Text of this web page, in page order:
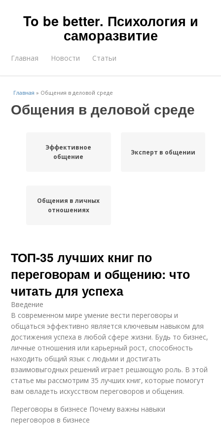
To be better. Психология и
саморазвитие
Главная Новости Статьи
Главная » Общения в деловой среде
Общения в деловой среде
Эффективное
общение
Эксперт в общении
Общения в личных
отношениях
ТОП-35 лучших книг по
переговорам и общению: что
читать для успеха
Введение
В современном мире умение вести переговоры и
общаться эффективно является ключевым навыком для
достижения успеха в любой сфере жизни. Будь то бизнес,
личные отношения или карьерный рост, способность
находить общий язык с людьми и достигать
взаимовыгодных решений играет решающую роль. В этой
статье мы рассмотрим 35 лучших книг, которые помогут
вам овладеть искусством переговоров и общения.
Переговоры в бизнесе Почему важны навыки
переговоров в бизнесе